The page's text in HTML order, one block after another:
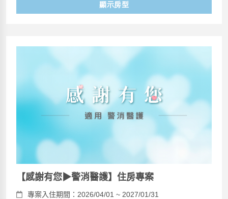
顯示房型
【感謝有您▶警消醫護】住房專案
專案入住期間：2026/04/01 ~ 2027/01/31